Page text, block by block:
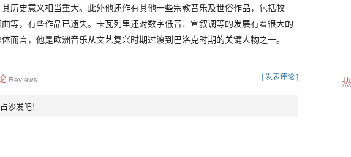
历史意义相当重大。此外他还作有其他一些宗教音乐及世俗作品，包括牧
等，有些作品已遗失。卡瓦列里还对数字低音、宣叙调等的发展有着很大的
而言，他是欧洲音乐从文艺复兴时期过渡到巴洛克时期的关键人物之一。
Reviews [ 发表评论 ]
沙发吧！